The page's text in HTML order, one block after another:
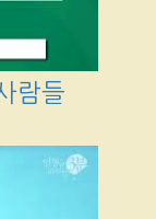
람들